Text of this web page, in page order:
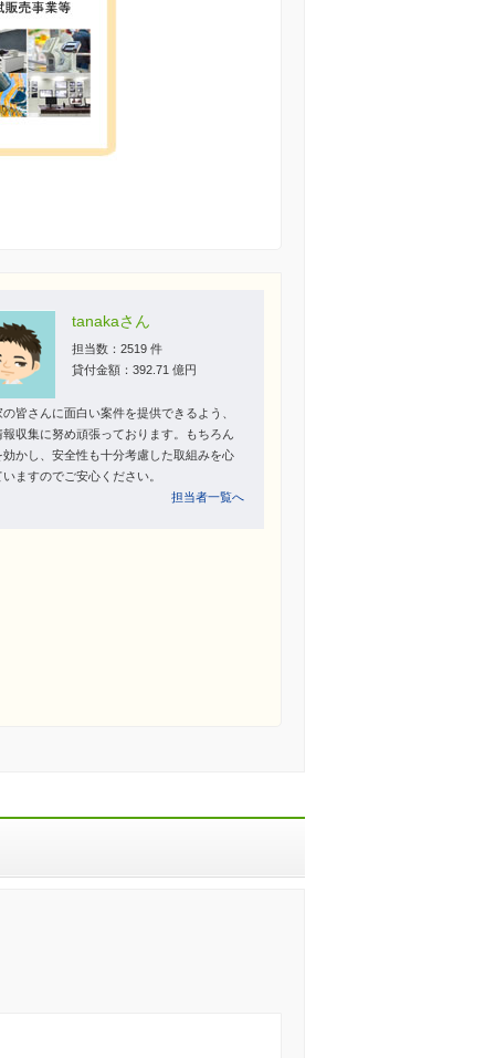
tanakaさん
担当数：2519 件
貸付金額：392.71 億円
皆さんに面白い案件を提供できるよう、
報収集に努め頑張っております。もちろん
効かし、安全性も十分考慮した取組みを心
ますのでご安心ください。
担当者一覧へ